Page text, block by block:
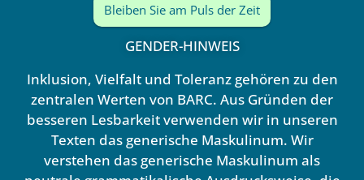
Bleiben Sie am Puls der Zeit
GENDER-HINWEIS
Inklusion, Vielfalt und Toleranz gehören zu den
zentralen Werten von BARC. Aus Gründen der
besseren Lesbarkeit verwenden wir in unseren
Texten das generische Maskulinum. Wir
verstehen das generische Maskulinum als